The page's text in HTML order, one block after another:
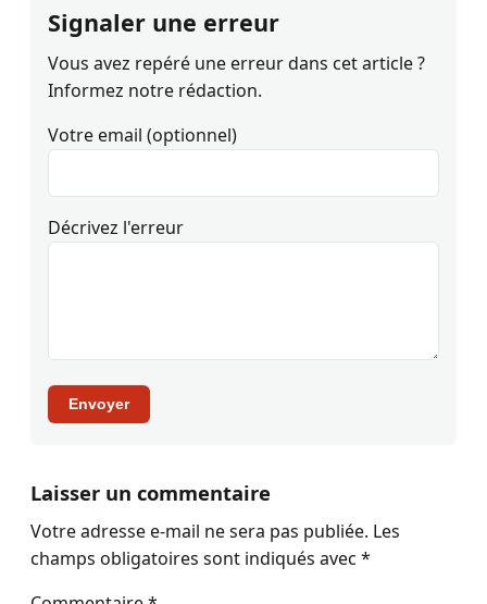
Signaler une erreur
Vous avez repéré une erreur dans cet article ?
Informez notre rédaction.
Votre email (optionnel)
Décrivez l'erreur
Envoyer
Laisser un commentaire
Votre adresse e-mail ne sera pas publiée. Les
champs obligatoires sont indiqués avec *